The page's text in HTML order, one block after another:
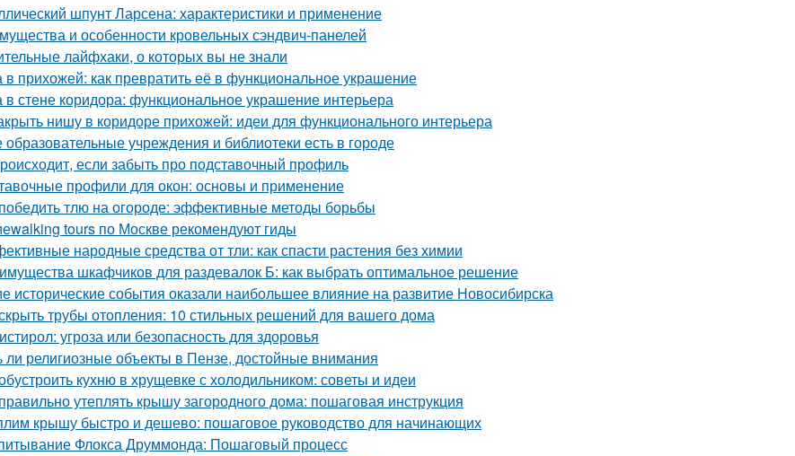
шпунт Ларсена: характеристики и применение
и особенности кровельных сэндвич-панелей
лайфхаки, о которых вы не знали
прихожей: как превратить её в функциональное украшение
стене коридора: функциональное украшение интерьера
нишу в коридоре прихожей: идеи для функционального интерьера
образовательные учреждения и библиотеки есть в городе
если забыть про подставочный профиль
профили для окон: основы и применение
тлю на огороде: эффективные методы борьбы
tours по Москве рекомендуют гиды
народные средства от тли: как спасти растения без химии
шкафчиков для раздевалок Б: как выбрать оптимальное решение
исторические события оказали наибольшее влияние на развитие Новосибирска
трубы отопления: 10 стильных решений для вашего дома
угроза или безопасность для здоровья
ли религиозные объекты в Пензе, достойные внимания
кухню в хрущевке с холодильником: советы и идеи
утеплять крышу загородного дома: пошаговая инструкция
крышу быстро и дешево: пошаговое руководство для начинающих
Флокса Друммонда: Пошаговый процесс